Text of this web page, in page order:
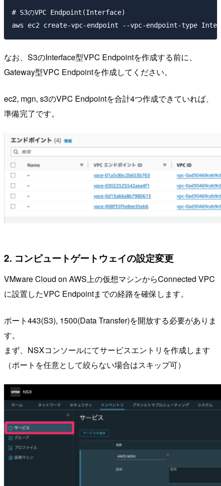
# S3のVPC Endpoint(Interface)
なお、S3のInterface型VPC Endpointを作成する前に、
Gateway型VPC Endpointを作成してください。
ec2, mgn, s3のVPC Endpointを合計4つ作成できていれば、
準備完了です。
2. コンピュートゲートウェイの設定変更
VMware Cloud on AWS上の仮想マシンからConnected VPC
に設置したVPC Endpointまでの経路を確保します。
ポート443(S3), 1500(Data Transfer)を開放する必要がありま
す。
まず、NSXコンソールにてサービスエントリを作成します
（ポートを任意として絞らない場合はスキップ可）